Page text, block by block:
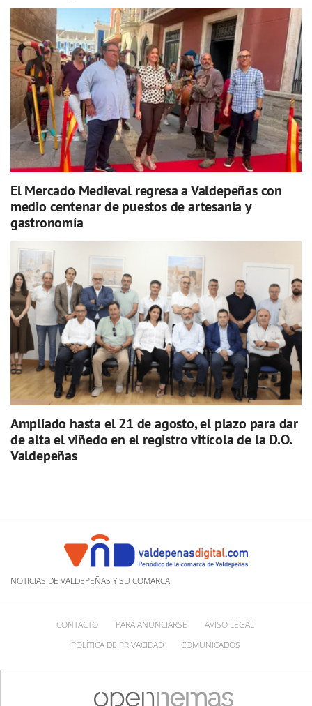
El Mercado Medieval regresa a Valdepeñas con
medio centenar de puestos de artesanía y
gastronomía
Ampliado hasta el 21 de agosto, el plazo para dar
de alta el viñedo en el registro vitícola de la D.O.
Valdepeñas
NOTICIAS DE VALDEPEÑAS Y SU COMARCA
CONTACTO PARA ANUNCIARSE
AVISO LEGAL
POLÍTICA DE PRIVACIDAD
COMUNICADOS